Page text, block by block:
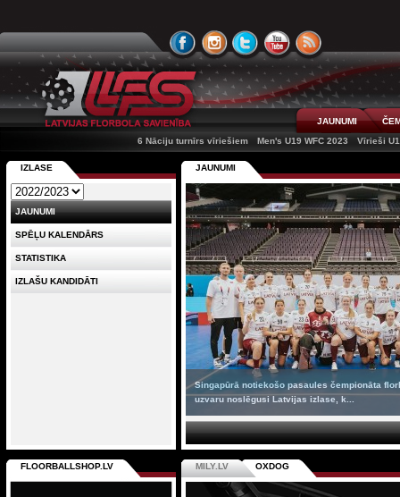
JAUNUMI
6 Nāciju turnīrs vīriešiem
Men's U19 WFC 2023 Vīrieši
JAUNUMI
Singapūrā notiekošo pasaules čempionāta
uzvaru noslēgusi Latvijas izlase, k...
MILY.LV OXDOG
IZLASE
JAUNUMI
SPĒĻU KALENDĀRS
STATISTIKA
IZLAŠU KANDIDĀTI
FLOORBALLSHOP.LV